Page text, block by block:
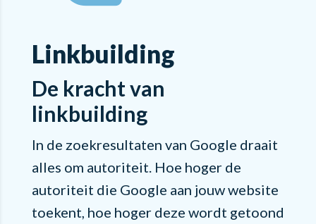
Linkbuilding
De kracht van
linkbuilding
In de zoekresultaten van Google draait
alles om autoriteit. Hoe hoger de
autoriteit die Google aan jouw website
toekent, hoe hoger deze wordt getoond